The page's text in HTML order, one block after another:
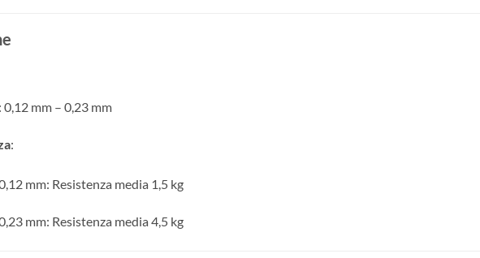
0,12 mm – 0,23 mm
:
mm: Resistenza media 1,5 kg
mm: Resistenza media 4,5 kg